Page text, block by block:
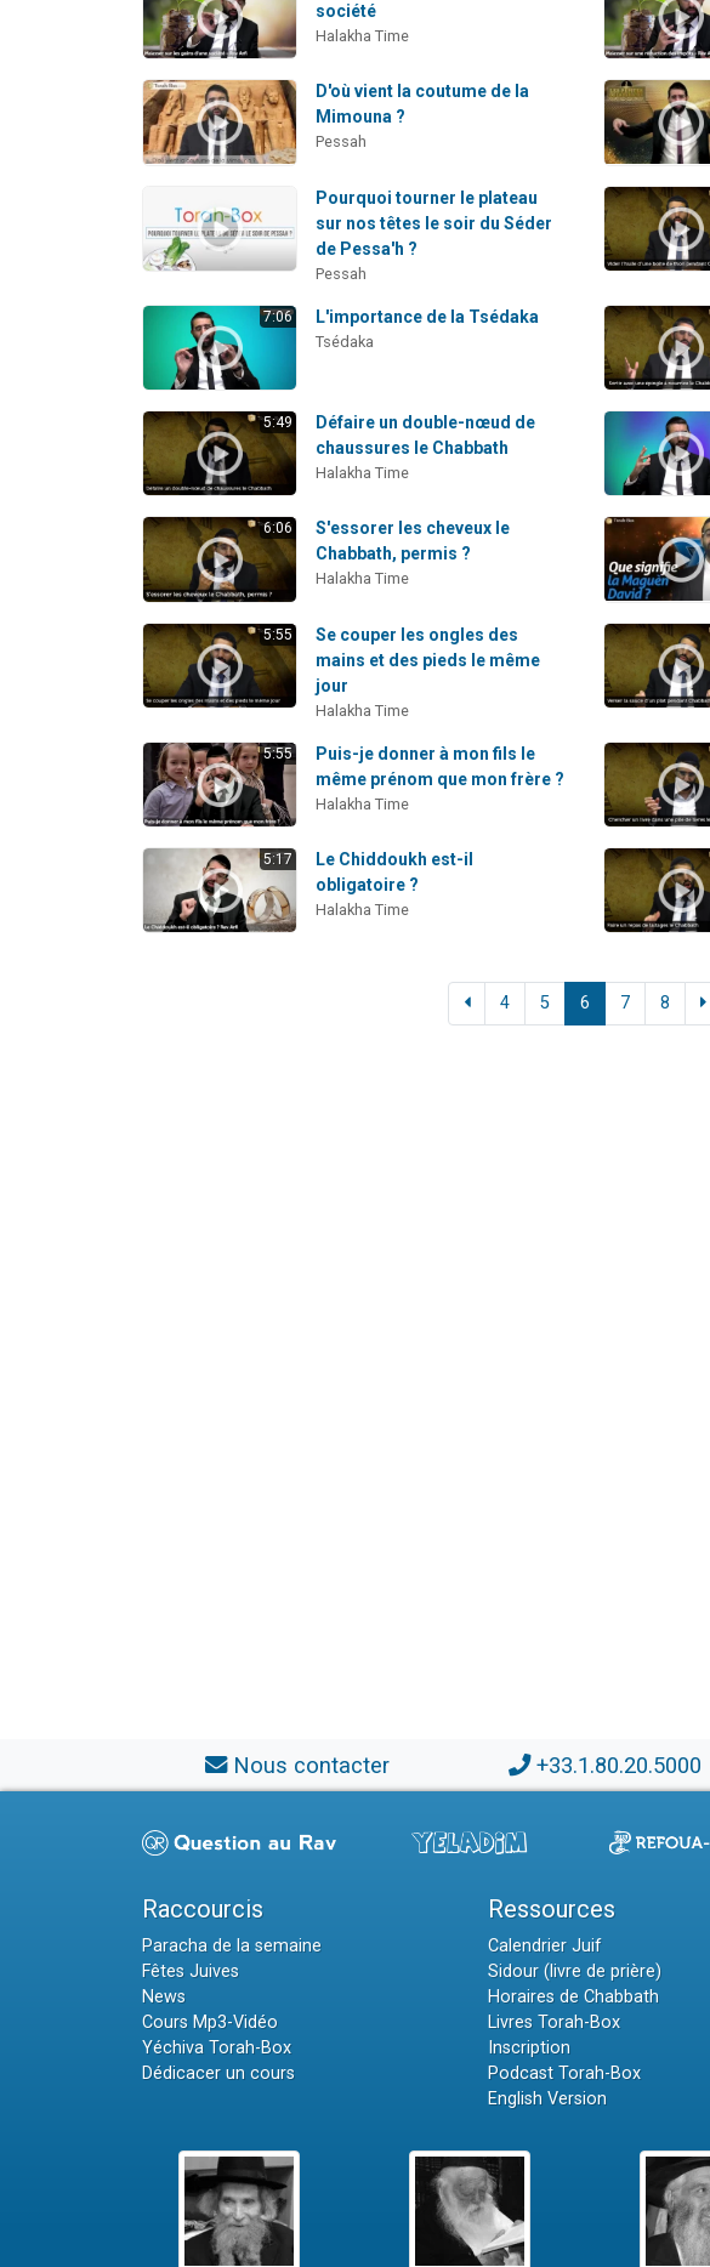
société
Halakha Time
D'où vient la coutume de la
Mimouna ?
Pessah
Pourquoi tourner le plateau
sur nos têtes le soir du Séder
de Pessa'h ?
Pessah
7:06 L'importance de la Tsédaka
Tsédaka
5:49
Défaire un double-nœud de
chaussures le Chabbath
Halakha Time
6:06
S'essorer les cheveux le
Chabbath, permis ?
Halakha Time
5:55
Se couper les ongles des
mains et des pieds le même
jour
Halakha Time
5:55
Puis-je donner à mon fils le
même prénom que mon frère ?
Halakha Time
5:17
Le Chiddoukh est-il
obligatoire ?
Halakha Time
4 5 6 7 8
Nous contacter +33.1.80.20.5000
Raccourcis
Paracha de la semaine
Fêtes Juives
News
Cours Mp3-Vidéo
Yéchiva Torah-Box
Dédicacer un cours
Ressources
Calendrier Juif
Sidour (livre de prière)
Horaires de Chabbath
Livres Torah-Box
Inscription
Podcast Torah-Box
English Version